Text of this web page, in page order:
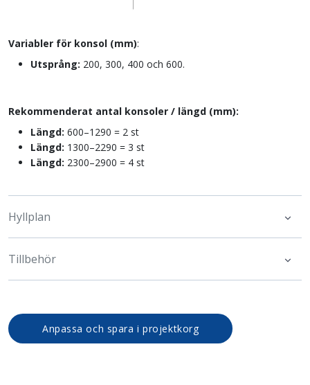
Variabler för konsol (mm):
Utsprång: 200, 300, 400 och 600.
Rekommenderat antal konsoler / längd (mm):
Längd: 600–1290 = 2 st
Längd: 1300–2290 = 3 st
Längd: 2300–2900 = 4 st
Hyllplan
Tillbehör
Anpassa och spara i projektkorg